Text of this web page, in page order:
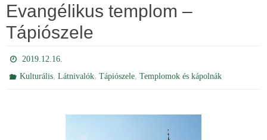
Evangélikus templom –
Tápiószele
2019.12.16.
Kulturális,Látnivalók,Tápiószele,Templomok és kápolnák